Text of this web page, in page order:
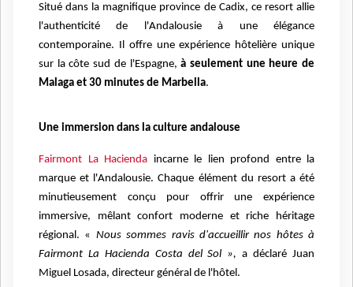
Situé dans la magnifique province de Cadix, ce resort allie
l'authenticité de l'Andalousie à une élégance
contemporaine. Il offre une expérience hôtelière unique
sur la côte sud de l'Espagne,à seulement une heure de
Malaga et 30 minutes de Marbella.
Une immersion dans la culture andalouse
Fairmont La Hacienda incarne le lien profond entre la
marque et l'Andalousie. Chaque élément du resort a été
minutieusement conçu pour offrir une expérience
immersive, mêlant confort moderne et riche héritage
régional. « Nous sommes ravis d'accueillir nos hôtes à
Fairmont La Hacienda Costa del Sol », a déclaré Juan
Miguel Losada, directeur général de l'hôtel.